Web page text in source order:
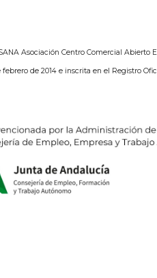
Asociación Centro Comercial Abierto
de 2014 e inscrita en el Registro